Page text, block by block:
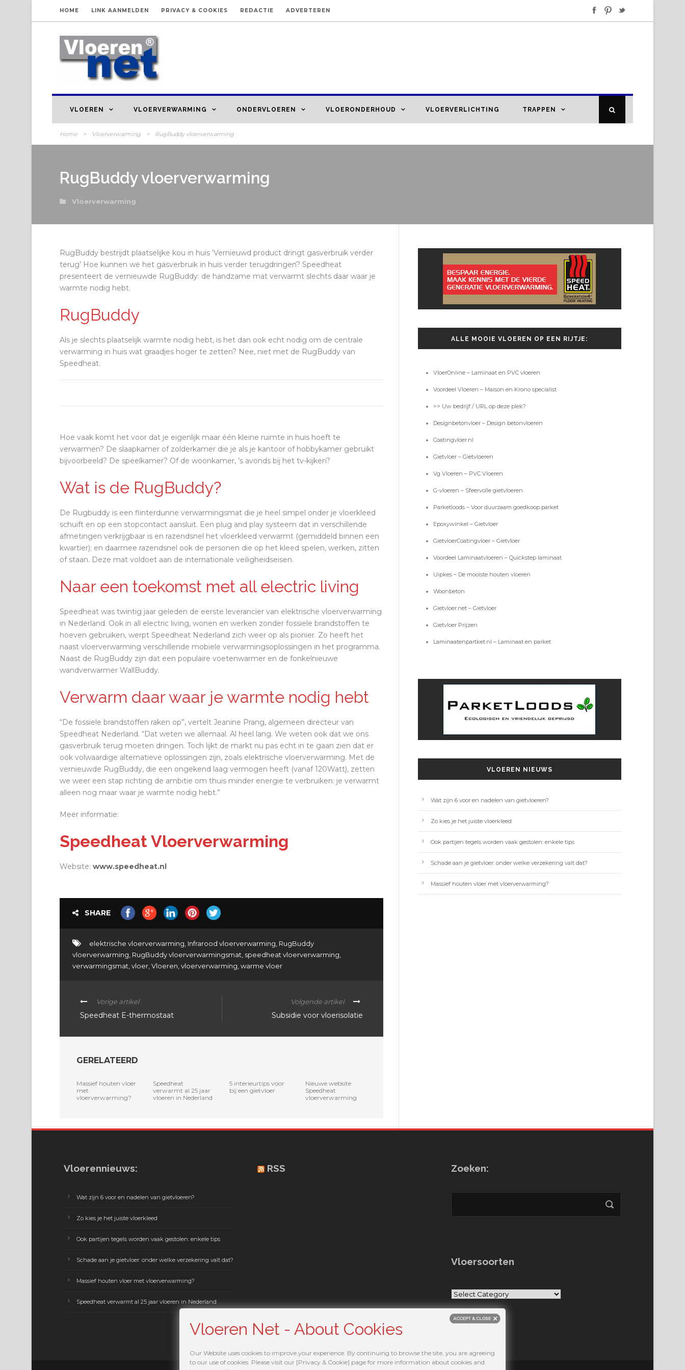
HOME LINK AANMELDEN PRIVACY & COOKIES REDACTIE ADVERTEREN
VLOEREN VLOERVERWARMING ONDERVLOEREN VLOERONDERHOUD VLOERVERLICHTING TRAPPEN
Home > Vloerverwarming > RugBuddy vloerverwarming
RugBuddy vloerverwarming
Vloerverwarming
RugBuddy bestrijdt plaatselijke kou in huis ‘Vernieuwd product dringt gasverbruik verder
terug’ Hoe kunnen we het gasverbruik in huis verder terugdringen? Speedheat
presenteert de vernieuwde RugBuddy: de handzame mat verwarmt slechts daar waar je
warmte nodig hebt.
RugBuddy
Als je slechts plaatselijk warmte nodig hebt, is het dan ook echt nodig om de centrale
verwarming in huis wat graadjes hoger te zetten? Nee, niet met de RugBuddy van
Speedheat.
Hoe vaak komt het voor dat je eigenlijk maar één kleine ruimte in huis hoeft te
verwarmen? De slaapkamer of zolderkamer die je als je kantoor of hobbykamer gebruikt
bijvoorbeeld? De speelkamer? Of de woonkamer, ’s avonds bij het tv-kijken?
Wat is de RugBuddy?
De Rugbuddy is een flinterdunne verwarmingsmat die je heel simpel onder je vloerkleed
schuift en op een stopcontact aansluit. Een plug and play systeem dat in verschillende
afmetingen verkrijgbaar is en razendsnel het vloerkleed verwarmt (gemiddeld binnen een
kwartier); en daarmee razendsnel ook de personen die op het kleed spelen, werken, zitten
of staan. Deze mat voldoet aan de internationale veiligheidseisen.
Naar een toekomst met all electric living
Speedheat was twintig jaar geleden de eerste leverancier van elektrische vloerverwarming
in Nederland. Ook in all electric living, wonen en werken zonder fossiele brandstoffen te
hoeven gebruiken, werpt Speedheat Nederland zich weer op als pionier. Zo heeft het
naast vloerverwarming verschillende mobiele verwarmingsoplossingen in het programma.
Naast de RugBuddy zijn dat een populaire voetenwarmer en de fonkelnieuwe
wandverwarmer WallBuddy.
Verwarm daar waar je warmte nodig hebt
“De fossiele brandstoffen raken op”, vertelt Jeanine Prang, algemeen directeur van
Speedheat Nederland. “Dat weten we allemaal. Al heel lang. We weten ook dat we ons
gasverbruik terug moeten dringen. Toch lijkt de markt nu pas echt in te gaan zien dat er
ook volwaardige alternatieve oplossingen zijn, zoals elektrische vloerverwarming. Met de
vernieuwde RugBuddy, die een ongekend laag vermogen heeft (vanaf 120Watt), zetten
we weer een stap richting de ambitie om thuis minder energie te verbruiken: je verwarmt
alleen nog maar waar je warmte nodig hebt.”
Meer informatie:
Speedheat Vloerverwarming
Website: www.speedheat.nl
SHARE
elektrische vloerverwarming Infrarood vloerverwarming RugBuddy
vloerverwarming RugBuddy vloerverwarmingsmat speedheat vloerverwarming
verwarmingsmat vloer Vloeren vloerverwarming warme vloer
Vorige artikel
Speedheat E-thermostaat
Volgende artikel
Subsidie voor vloerisolatie
GERELATEERD
Massief houten vloer
met
vloerverwarming?
Speedheat
verwarmt al 25 jaar
vloeren in Nederland
5 interieurtips voor
bij een gietvloer
Nieuwe website
Speedheat
vloerverwarming
ALLE MOOIE VLOEREN OP EEN RIJTJE:
VloerOnline – Laminaat en PVC vloeren
Voordeel Vloeren – Maison en Krono specialist
>> Uw bedrijf / URL op deze plek?
Designbetonvloer – Design betonvloeren
Coatingvloer.nl
Gietvloer – Gietvloeren
Vg Vloeren – PVC Vloeren
G-vloeren – Sfeervolle gietvloeren
Parketloods – Voor duurzaam goedkoop parket
Epoxywinkel – Gietvloer
GietvloerCoatingvloer – Gietvloer
Voordeel Laminaatvloeren – Quickstep laminaat
Uipkes – De mooiste houten vloeren
Woonbeton
Gietvloer.net – Gietvloer
Gietvloer Prijzen
Laminaatenpartket.nl – Laminaat en parket
VLOEREN NIEUWS
Wat zijn 6 voor en nadelen van gietvloeren?
Zo kies je het juiste vloerkleed
Ook partijen tegels worden vaak gestolen: enkele tips
Schade aan je gietvloer: onder welke verzekering valt dat?
Massief houten vloer met vloerverwarming?
Vloerennieuws:
Wat zijn 6 voor en nadelen van gietvloeren?
Zo kies je het juiste vloerkleed
Ook partijen tegels worden vaak gestolen: enkele tips
Schade aan je gietvloer: onder welke verzekering valt dat?
Massief houten vloer met vloerverwarming?
Speedheat verwarmt al 25 jaar vloeren in Nederland
RSS Zoeken:
Vloersoorten
Vloersoorten
Vloeren Net - About Cookies
Our Website uses cookies to improve your experience. By continuing to browse the site, you are agreeing
to our use of cookies. Please visit our [Privacy & Cookie] page for more information about cookies and